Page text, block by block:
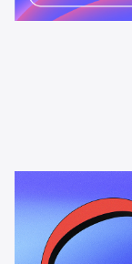
A
Como os podcasts
audiência, o